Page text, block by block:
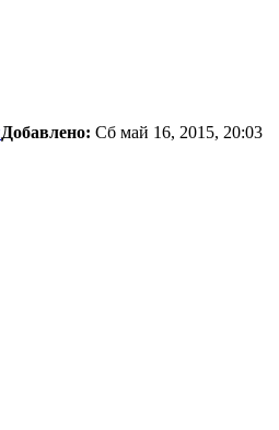
Добавлено: Сб май 16, 2015, 20:03